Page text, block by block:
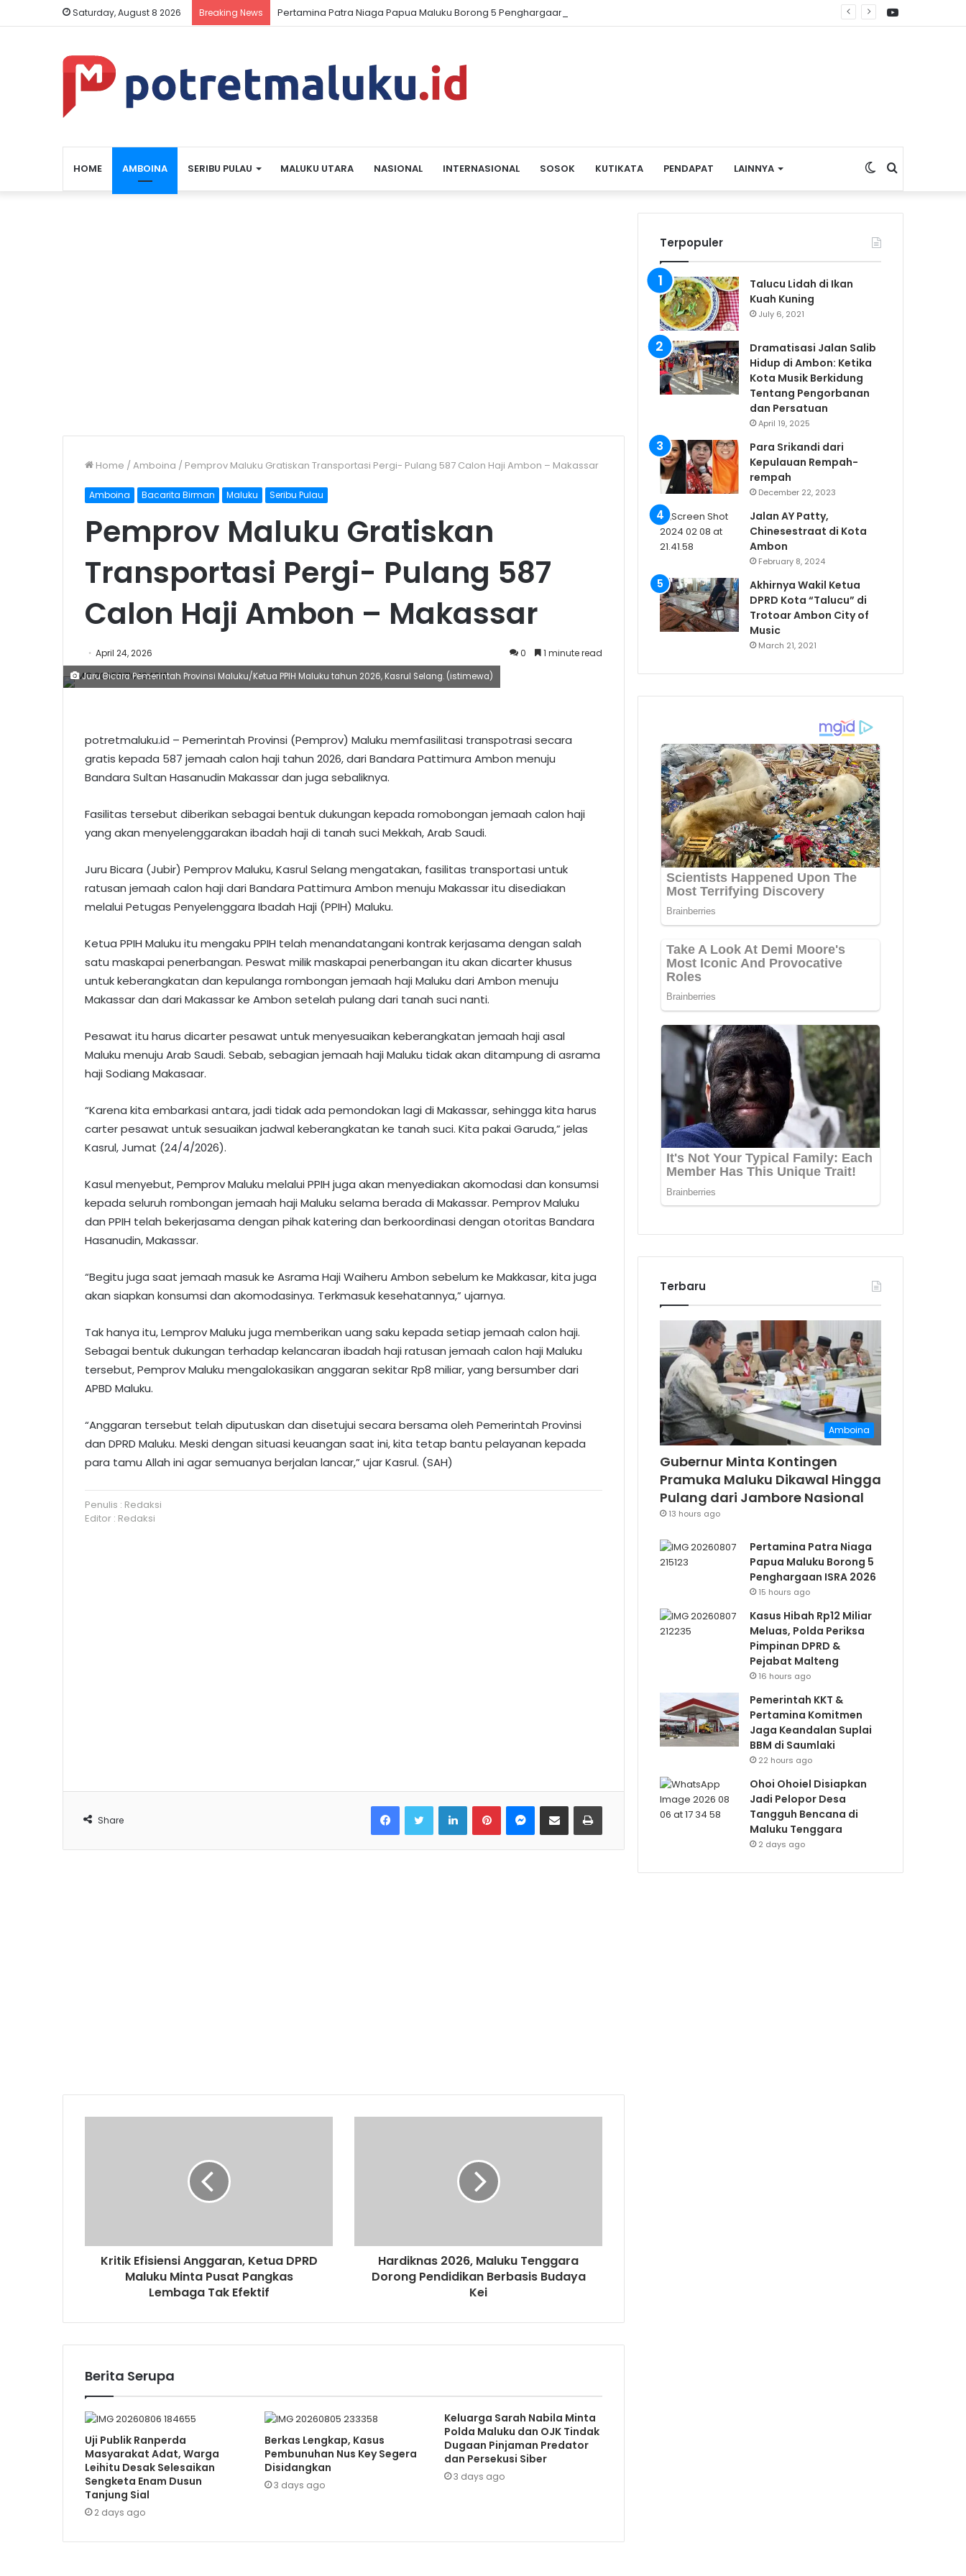
Saturday, August 8 2026 Breaking News Pertamina Patra Niaga Papua Maluku Borong 5 Penghargaan ISRA 2026
HOME AMBOINA SERIBU PULAU MALUKU UTARA NASIONAL INTERNASIONAL SOSOK KUTIKATA PENDAPAT LAINNYA Search
for
Switch
skin
Home /Amboina / Pemprov Maluku Gratiskan Transportasi Pergi- Pulang 587 Calon Haji Ambon – Makassar
Amboina Bacarita Birman Maluku Seribu Pulau
Pemprov Maluku Gratiskan
Transportasi Pergi- Pulang 587
Calon Haji Ambon – Makassar
April 24, 2026 0 1 minute read
Juru Bicara Pemerintah Provinsi Maluku/Ketua PPIH Maluku tahun 2026, Kasrul Selang. (istimewa)
potretmaluku.id – Pemerintah Provinsi (Pemprov) Maluku memfasilitasi transpotrasi secara
gratis kepada 587 jemaah calon haji tahun 2026, dari Bandara Pattimura Ambon menuju
Bandara Sultan Hasanudin Makassar dan juga sebaliknya.
Fasilitas tersebut diberikan sebagai bentuk dukungan kepada romobongan jemaah calon haji
yang akan menyelenggarakan ibadah haji di tanah suci Mekkah, Arab Saudi.
Juru Bicara (Jubir) Pemprov Maluku, Kasrul Selang mengatakan, fasilitas transportasi untuk
ratusan jemaah calon haji dari Bandara Pattimura Ambon menuju Makassar itu disediakan
melalui Petugas Penyelenggara Ibadah Haji (PPIH) Maluku.
Ketua PPIH Maluku itu mengaku PPIH telah menandatangani kontrak kerjasama dengan salah
satu maskapai penerbangan. Peswat milik maskapai penerbangan itu akan dicarter khusus
untuk keberangkatan dan kepulanga rombongan jemaah haji Maluku dari Ambon menuju
Makassar dan dari Makassar ke Ambon setelah pulang dari tanah suci nanti.
Pesawat itu harus dicarter pesawat untuk menyesuaikan keberangkatan jemaah haji asal
Maluku menuju Arab Saudi. Sebab, sebagian jemaah haji Maluku tidak akan ditampung di asrama
haji Sodiang Makasaar.
“Karena kita embarkasi antara, jadi tidak ada pemondokan lagi di Makassar, sehingga kita harus
carter pesawat untuk sesuaikan jadwal keberangkatan ke tanah suci. Kita pakai Garuda,” jelas
Kasrul, Jumat (24/4/2026).
Kasul menyebut, Pemprov Maluku melalui PPIH juga akan menyediakan akomodasi dan konsumsi
kepada seluruh rombongan jemaah haji Maluku selama berada di Makassar. Pemprov Maluku
dan PPIH telah bekerjasama dengan pihak katering dan berkoordinasi dengan otoritas Bandara
Hasanudin, Makassar.
“Begitu juga saat jemaah masuk ke Asrama Haji Waiheru Ambon sebelum ke Makkasar, kita juga
akan siapkan konsumsi dan akomodasinya. Terkmasuk kesehatannya,” ujarnya.
Tak hanya itu, Lemprov Maluku juga memberikan uang saku kepada setiap jemaah calon haji.
Sebagai bentuk dukungan terhadap kelancaran ibadah haji ratusan jemaah calon haji Maluku
tersebut, Pemprov Maluku mengalokasikan anggaran sekitar Rp8 miliar, yang bersumber dari
APBD Maluku.
“Anggaran tersebut telah diputuskan dan disetujui secara bersama oleh Pemerintah Provinsi
dan DPRD Maluku. Meski dengan situasi keuangan saat ini, kita tetap bantu pelayanan kepada
para tamu Allah ini agar semuanya berjalan lancar,” ujar Kasrul. (SAH)
Penulis : Redaksi
Editor : Redaksi
Share
LinkedIn
Kritik Efisiensi Anggaran, Ketua DPRD
Maluku Minta Pusat Pangkas
Lembaga Tak Efektif
Hardiknas 2026, Maluku Tenggara
Dorong Pendidikan Berbasis Budaya
Kei
Berita Serupa
Uji Publik Ranperda
Masyarakat Adat, Warga
Leihitu Desak Selesaikan
Sengketa Enam Dusun
Tanjung Sial
2 days ago
Berkas Lengkap, Kasus
Pembunuhan Nus Key Segera
Disidangkan
3 days ago
Keluarga Sarah Nabila Minta
Polda Maluku dan OJK Tindak
Dugaan Pinjaman Predator
dan Persekusi Siber
3 days ago
Terpopuler
Talucu Lidah di Ikan
Kuah Kuning
July 6, 2021
Dramatisasi Jalan Salib
Hidup di Ambon: Ketika
Kota Musik Berkidung
Tentang Pengorbanan
dan Persatuan
April 19, 2025
Para Srikandi dari
Kepulauan Rempah-
rempah
December 22, 2023
Jalan AY Patty,
Chinesestraat di Kota
Ambon
February 8, 2024
Akhirnya Wakil Ketua
DPRD Kota “Talucu” di
Trotoar Ambon City of
Music
March 21, 2021
Terbaru
Amboina
Gubernur Minta Kontingen
Pramuka Maluku Dikawal Hingga
Pulang dari Jambore Nasional
13 hours ago
Pertamina Patra Niaga
Papua Maluku Borong 5
Penghargaan ISRA 2026
15 hours ago
Kasus Hibah Rp12 Miliar
Meluas, Polda Periksa
Pimpinan DPRD &
Pejabat Malteng
16 hours ago
Pemerintah KKT &
Pertamina Komitmen
Jaga Keandalan Suplai
BBM di Saumlaki
22 hours ago
Ohoi Ohoiel Disiapkan
Jadi Pelopor Desa
Tangguh Bencana di
Maluku Tenggara
2 days ago